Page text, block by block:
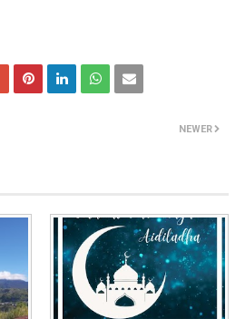
NEWER